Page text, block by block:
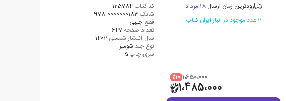
زودترین زمان ارسال:18 مرداد
2 عدد موجود در انبار ایران کتاب
1،650،000 ٪10
1،485،000
کد کتاب:125784
شابک:978-0000000183
قطع:جیبی
تعداد صفحه:647
سال انتشار شمسی:1402
نوع جلد:شومیز
سری چاپ:5